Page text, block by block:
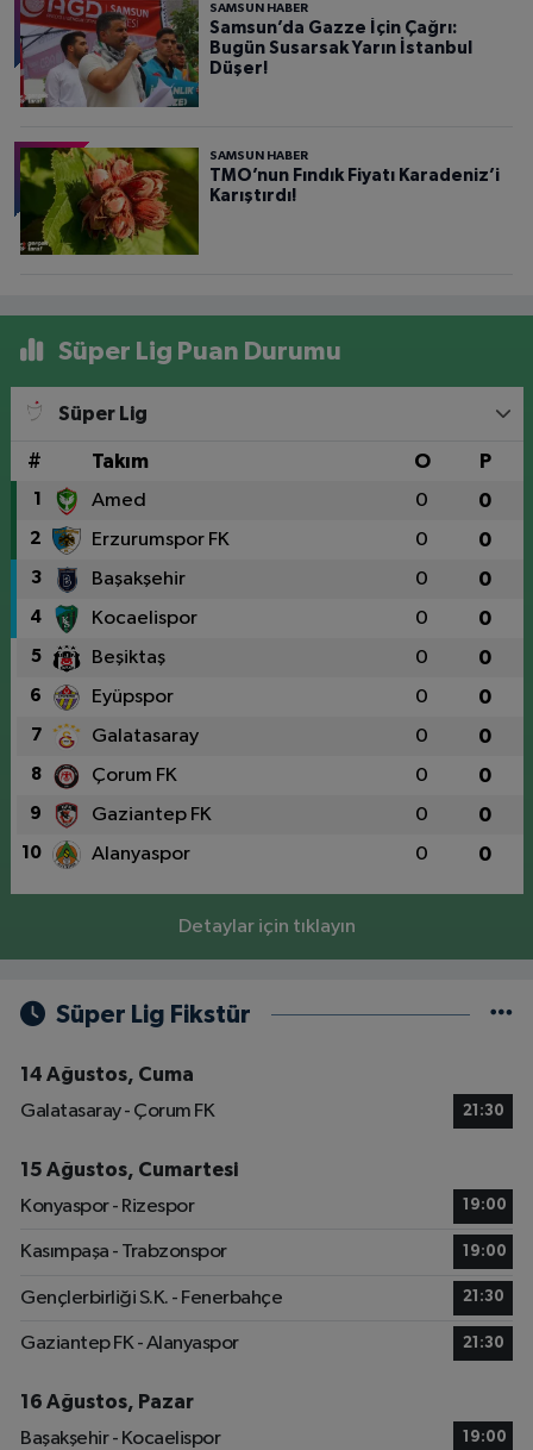
SAMSUN HABER
Samsun’da Gazze İçin Çağrı:
Bugün Susarsak Yarın İstanbul
Düşer!
SAMSUN HABER
TMO’nun Fındık Fiyatı Karadeniz’i
Karıştırdı!
Süper Lig Puan Durumu
Süper Lig
# Takım O P
1 Amed 0 0
2 Erzurumspor FK 0 0
3 Başakşehir 0 0
4 Kocaelispor 0 0
5 Beşiktaş 0 0
6 Eyüpspor 0 0
7 Galatasaray 0 0
8 Çorum FK 0 0
9 Gaziantep FK 0 0
10 Alanyaspor 0 0
Detaylar için tıklayın
Süper Lig Fikstür
14 Ağustos, Cuma
Galatasaray - Çorum FK
21:30
15 Ağustos, Cumartesi
Konyaspor - Rizespor
19:00
Kasımpaşa - Trabzonspor 19:00
Gençlerbirliği S.K. - Fenerbahçe 21:30
Gaziantep FK - Alanyaspor 21:30
16 Ağustos, Pazar
Başakşehir - Kocaelispor
19:00